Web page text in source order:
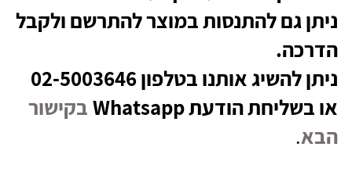
ניתן גם להתנסות במוצר להתרשם ולקבל
הדרכה.
ניתן להשיג אותנו בטלפון 02-5003646
או בשליחת הודעת Whatsapp
בקישור
הבא.